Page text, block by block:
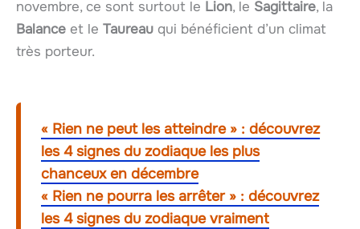
novembre, ce sont surtout le Lion, le Sagittaire, la
Balance et le Taureau qui bénéficient d’un climat
très porteur.
« Rien ne peut les atteindre » : découvrez
les 4 signes du zodiaque les plus
chanceux en décembre
« Rien ne pourra les arrêter » : découvrez
les 4 signes du zodiaque vraiment